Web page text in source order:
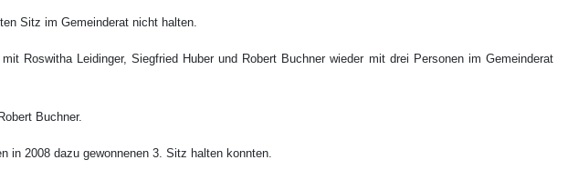
Sitz im Gemeinderat nicht halten.
Roswitha Leidinger, Siegfried Huber und Robert Buchner wieder mit drei Personen im Gemeinderat
Buchner.
in 2008 dazu gewonnenen 3. Sitz halten konnten.